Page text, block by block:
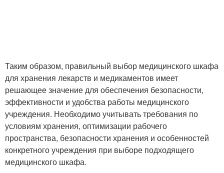
Таким образом, правильный выбор медицинского шкафа
для хранения лекарств и медикаментов имеет
решающее значение для обеспечения безопасности,
эффективности и удобства работы медицинского
учреждения. Необходимо учитывать требования по
условиям хранения, оптимизации рабочего
пространства, безопасности хранения и особенностей
конкретного учреждения при выборе подходящего
медицинского шкафа.